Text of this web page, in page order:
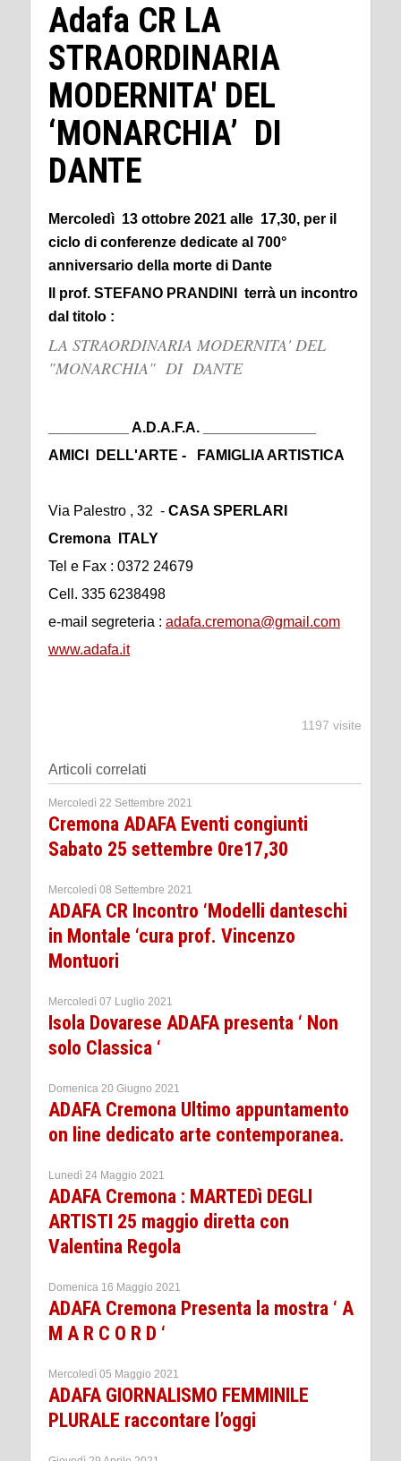
Adafa CR LA
STRAORDINARIA
MODERNITA' DEL
‘MONARCHIA’ DI
DANTE
Mercoledì 13 ottobre 2021 alle 17,30, per il
ciclo di conferenze dedicate al 700°
anniversario della morte di Dante
Il prof. STEFANO PRANDINI terrà un incontro
dal titolo :
LA STRAORDINARIA MODERNITA' DEL
"MONARCHIA" DI DANTE
__________ A.D.A.F.A. ______________
AMICI DELL'ARTE -
FAMIGLIA ARTISTICA
Via Palestro , 32 - CASA SPERLARI
Cremona ITALY
Tel e Fax : 0372 24679
Cell. 335 6238498
e-mail segreteria : adafa.cremona@gmail.com
www.adafa.it
1197 visite
Articoli correlati
Mercoledì 22 Settembre 2021
Cremona ADAFA Eventi congiunti
Sabato 25 settembre 0re17,30
Mercoledì 08 Settembre 2021
ADAFA CR Incontro ‘Modelli danteschi
in Montale ‘cura prof. Vincenzo
Montuori
Mercoledì 07 Luglio 2021
Isola Dovarese ADAFA presenta ‘ Non
solo Classica ‘
Domenica 20 Giugno 2021
ADAFA Cremona Ultimo appuntamento
on line dedicato arte contemporanea.
Lunedì 24 Maggio 2021
ADAFA Cremona : MARTEDì DEGLI
ARTISTI 25 maggio diretta con
Valentina Regola
Domenica 16 Maggio 2021
ADAFA Cremona Presenta la mostra ‘ A
M A R C O R D ‘
Mercoledì 05 Maggio 2021
ADAFA GIORNALISMO FEMMINILE
PLURALE raccontare l’oggi